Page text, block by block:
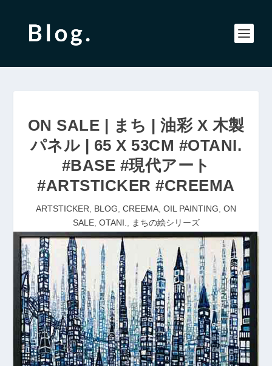
ON SALE | まち | 油彩 X 木製
パネル | 65 X 53CM #OTANI.
#BASE #現代アート
#ARTSTICKER #CREEMA
ARTSTICKER BLOG CREEMA OIL PAINTING ON
SALE, OTANI. まちの絵シリーズ